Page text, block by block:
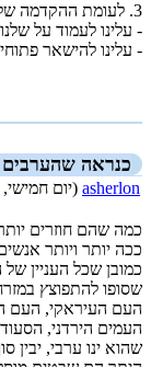
3. לעומת ההקדמה שלך השיר אכן מציג גישה שמוכרת לנו מ''על קיר הברזל'':
- עלינו לעמוד על שלנו
- עלינו להישאר
כנראה שהערבים
asherlon (יום חמישי, 13/12/2012 שעה 13:45)
כמה שהם חוזרים
ככה יותר ויותר
כמובן שכל העניין
שסופו להתפוצץ
העם העיראקי, העם
העמים הירדני,
שהוא ינו ערבי, יבין